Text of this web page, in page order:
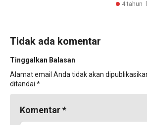
4 tahun
Tidak ada komentar
Tinggalkan Balasan
Alamat email Anda tidak akan
ditandai *
Komentar*